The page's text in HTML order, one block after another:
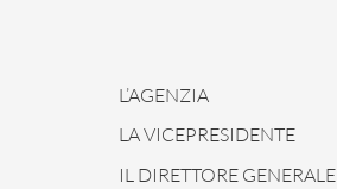
L’AGENZIA
LA VICEPRESIDENTE
IL DIRETTORE GENERALE